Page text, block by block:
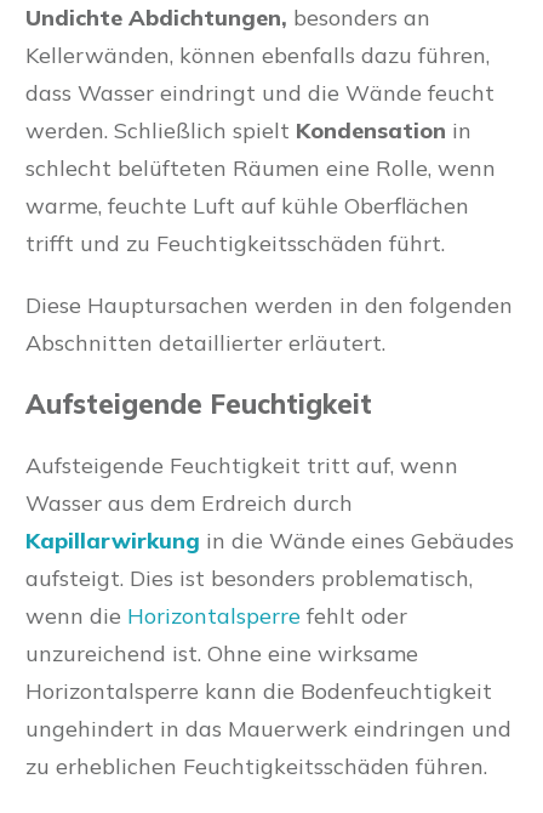
Undichte Abdichtungen, besonders an
Kellerwänden, können ebenfalls dazu führen,
dass Wasser eindringt und die Wände feucht
werden. Schließlich spielt Kondensation in
schlecht belüfteten Räumen eine Rolle, wenn
warme, feuchte Luft auf kühle Oberflächen
trifft und zu Feuchtigkeitsschäden führt.
Diese Hauptursachen werden in den folgenden
Abschnitten detaillierter erläutert.
Aufsteigende Feuchtigkeit
Aufsteigende Feuchtigkeit tritt auf, wenn
Wasser aus dem Erdreich durch
Kapillarwirkung in die Wände eines Gebäudes
aufsteigt. Dies ist besonders problematisch,
wenn die Horizontalsperre fehlt oder
unzureichend ist. Ohne eine wirksame
Horizontalsperre kann die Bodenfeuchtigkeit
ungehindert in das Mauerwerk eindringen und
zu erheblichen Feuchtigkeitsschäden führen.